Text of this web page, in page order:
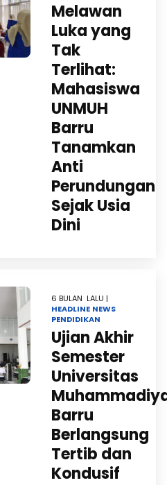
Melawan
Luka yang
Tak
Terlihat:
Mahasiswa
UNMUH
Barru
Tanamkan
Anti
Perundungan
Sejak Usia
Dini
6 BULAN LALU |
HEADLINE NEWS
PENDIDIKAN
Ujian Akhir
Semester
Universitas
Barru
Berlangsung
Tertib dan
Kondusif